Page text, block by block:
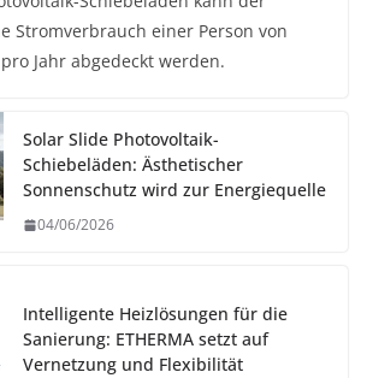
Stromverbrauch einer Person von
Jahr abgedeckt werden.
Solar Slide Photovoltaik-
Schiebeläden: Ästhetischer
Sonnenschutz wird zur Energiequelle
04/06/2026
Intelligente Heizlösungen für die
Sanierung: ETHERMA setzt auf
Vernetzung und Flexibilität